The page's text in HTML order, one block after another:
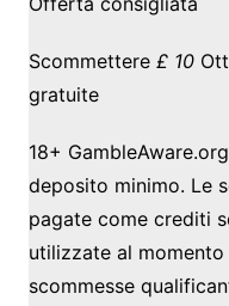
Scommettere £ 10
gratuite
18+
deposito minimo. Le
pagate come crediti
utilizzate al
scommesse